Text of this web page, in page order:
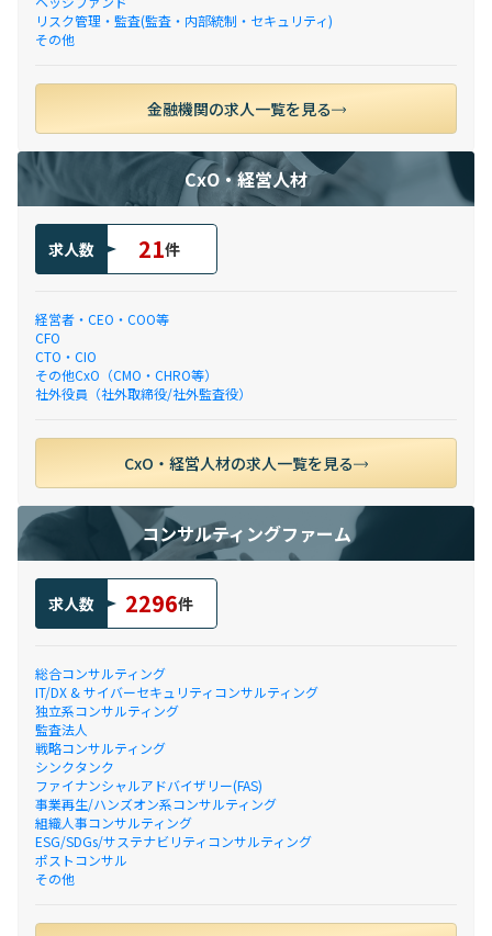
リスク管理・監査(監査・内部統制・セキュリティ)
その他
金融機関の求人一覧を見る
CxO・経営人材
求人数 21件
経営者・CEO・COO等
CFO
CTO・CIO
その他CxO（CMO・CHRO等）
社外役員（社外取締役/社外監査役）
CxO・経営人材の求人一覧を見る
コンサルティングファーム
求人数 2296件
総合コンサルティング
IT/DX & サイバーセキュリティコンサルティング
独立系コンサルティング
監査法人
戦略コンサルティング
シンクタンク
ファイナンシャルアドバイザリー(FAS)
事業再生/ハンズオン系コンサルティング
組織人事コンサルティング
ESG/SDGs/サステナビリティコンサルティング
ポストコンサル
その他